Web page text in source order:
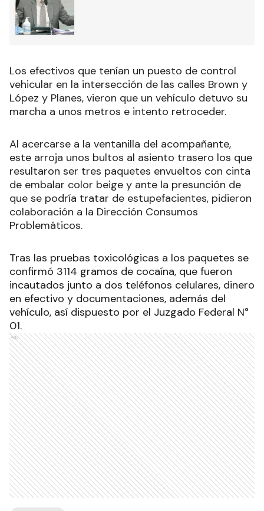
Los efectivos que tenían un puesto de control
vehicular en la intersección de las calles Brown y
López y Planes, vieron que un vehículo detuvo su
marcha a unos metros e intento retroceder.
Al acercarse a la ventanilla del acompañante,
este arroja unos bultos al asiento trasero los que
resultaron ser tres paquetes envueltos con cinta
de embalar color beige y ante la presunción de
que se podría tratar de estupefacientes, pidieron
colaboración a la Dirección Consumos
Problemáticos.
Tras las pruebas toxicológicas a los paquetes se
confirmó 3114 gramos de cocaína, que fueron
incautados junto a dos teléfonos celulares, dinero
en efectivo y documentaciones, además del
vehículo, así dispuesto por el Juzgado Federal N°
01.
Ads